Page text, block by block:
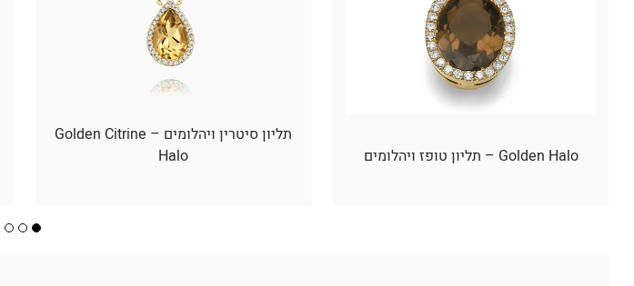
Golden Halo – תליון טופז ויהלומים
תליון סיטרין ויהלומים – Golden Citrine
Halo